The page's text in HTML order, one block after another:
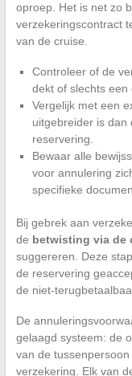
oproep. Het is net zo
verzekeringscontract
van de cruise.
Controleer of de
dekt of slechts een
Vergelijk met een
uitgebreider is dan
reservering.
Bewaar alle
voor annulering
specifieke
Bij gebrek aan
de betwisting via de
suggereren. Deze
de reservering
de niet-
De
gelaagd systeem: de
van de
verzekering. Elk van